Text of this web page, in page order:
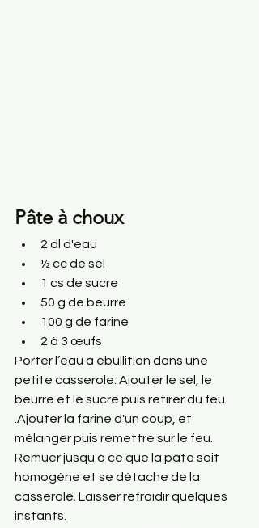
Pâte à choux
2 dl d'eau
½ cc de sel
1 cs de sucre
50 g de beurre
100 g de farine
2 à 3 œufs
Porter l’eau à ébullition dans une
petite casserole. Ajouter le sel, le
beurre et le sucre puis retirer du feu
.Ajouter la farine d'un coup, et
mélanger puis remettre sur le feu.
Remuer jusqu'à ce que la pâte soit
homogène et se détache de la
casserole. Laisser refroidir quelques
instants.